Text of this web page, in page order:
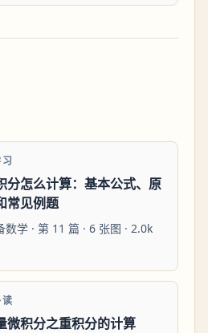
分怎么计算：基本公式、原
常见例题
数学 · 第 11 篇 · 6 张图 · 2.0k
微积分之重积分的计算